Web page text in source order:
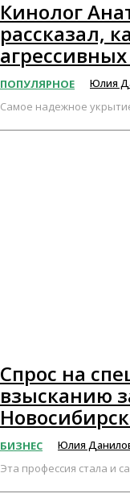
Кинолог
рассказал,
ПОПУЛЯРНОЕ Юлия
Самое надежное
Спрос на
взысканию
БИЗНЕС Юлия
Эта профессия стала и